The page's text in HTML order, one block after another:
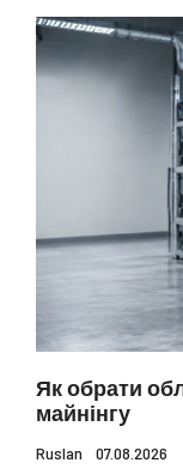
Як обрати
майнінгу
Ruslan 07.08.2026